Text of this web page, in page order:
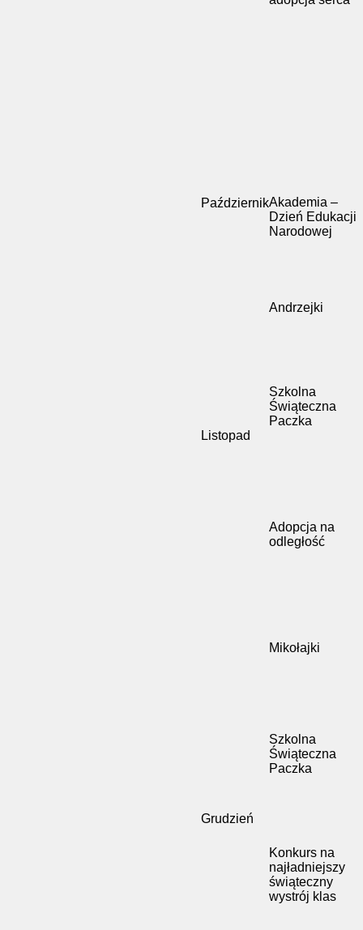
PaździernikAkademia –
Dzień Edukacji
Narodowej
Listopad
Andrzejki
Szkolna
Świąteczna
Paczka
Adopcja na
odległość
Grudzień
Mikołajki
Szkolna
Świąteczna
Paczka
Konkurs na
najładniejszy
świąteczny
wystrój klas